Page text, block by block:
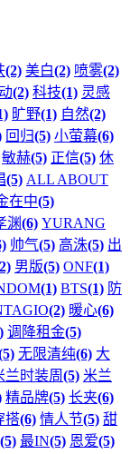
(2) 美白(2) 喷雾(2)
(2) 科技(1) 灵感
旷野(1) 自然(2)
回归(5) 小萤幕(6)
敏赫(5) 正信(5) 休
(5) ALL ABOUT
在中(5)
渊(6) YURANG
帅气(5) 高洙(5) 出
男版(5) ONF(1)
(1) BTS(1) 防
(2) 暖心(6)
调降租金(5)
无限清纯(6) 大
兰时装周(5) 米兰
精品牌(5) 长夹(6)
搭(6) 情人节(5) 甜
(5) 最IN(5) 恩爱(5)